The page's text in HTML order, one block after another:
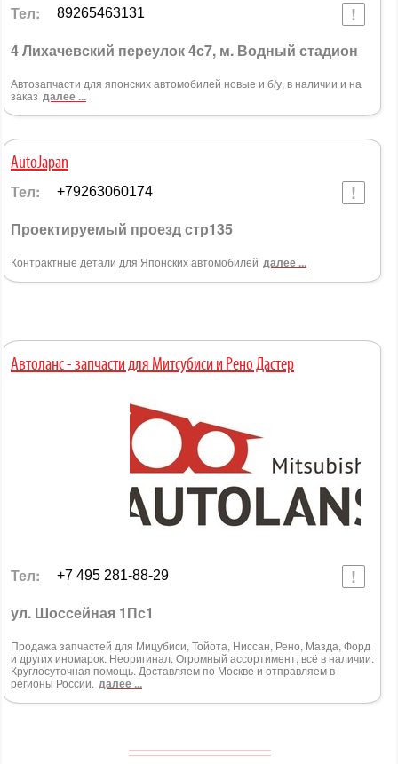
Тел: 89265463131
4 Лихачевский переулок 4с7, м. Водный стадион
Автозапчасти для японских автомобилей новые и б/у, в наличии и на
заказ далее ...
AutoJapan
Тел: +79263060174
Проектируемый проезд стр135
Контрактные детали для Японских автомобилей далее ...
Автоланс - запчасти для Митсубиси и Рено Дастер
Тел: +7 495 281-88-29
ул. Шоссейная 1Пс1
Продажа запчастей для Мицубиси, Тойота, Ниссан, Рено, Мазда, Форд
и других иномарок. Неоригинал. Огромный ассортимент, всё в наличии.
Круглосуточная помощь. Доставляем по Москве и отправляем в
регионы России. далее ...